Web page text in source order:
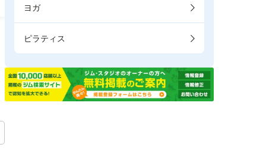
ヨガ
ピラティス